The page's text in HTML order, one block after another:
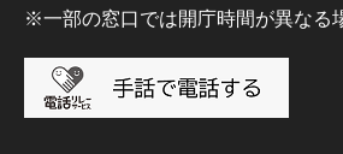
※一部の窓口では開庁時間が異なる